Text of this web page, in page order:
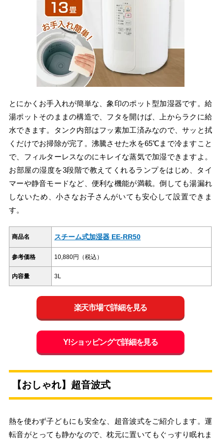
とにかくお手入れが簡単な、象印のポット型加湿器です。給
湯ポットそのままの構造で、フタを開けば、上からラクに給
水できます。タンク内部はフッ素加工済みなので、サッと拭
くだけでお掃除が完了。沸騰させた水を65℃まで冷ますこと
で、フィルターレスなのにキレイな蒸気で加湿できますよ。
お部屋の湿度を3段階で教えてくれるランプをはじめ、タイ
マーや静音モードなど、便利な機能が満載。倒しても湯漏れ
しないため、小さなお子さんがいても安心して設置できま
す。
商品名 スチーム式加湿器 EE-RR50
参考価格 10,880円（税込）
内容量 3L
楽天市場で詳細を見る
Y!ショッピングで詳細を見る
【おしゃれ】超音波式
熱を使わず子どもにも安全な、超音波式をご紹介します。運
転音がとっても静かなので、枕元に置いてもぐっすり眠れま